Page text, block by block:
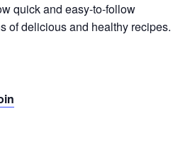
quick and easy-to-follow
of delicious and healthy recipes.